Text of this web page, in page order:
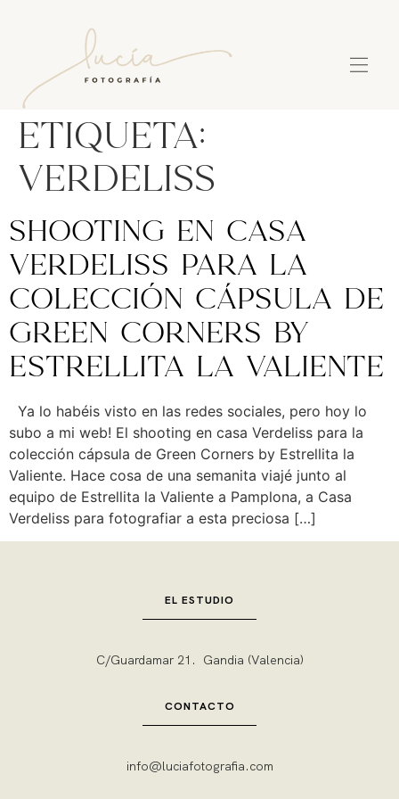
Etiqueta:
Verdeliss
Shooting en casa
Verdeliss para la
colección cápsula de
Green Corners by
Estrellita la Valiente
Ya lo habéis visto en las redes sociales, pero hoy lo
subo a mi web! El shooting en casa Verdeliss para la
colección cápsula de Green Corners by Estrellita la
Valiente. Hace cosa de una semanita viajé junto al
equipo de Estrellita la Valiente a Pamplona, a Casa
Verdeliss para fotografiar a esta preciosa […]
EL ESTUDIO
C/Guardamar 21. Gandia (Valencia)
CONTACTO
info@luciafotografia.com